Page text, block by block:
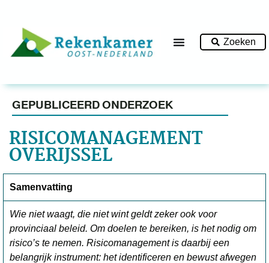
Zoeken
GEPUBLICEERD ONDERZOEK
RISICOMANAGEMENT
OVERIJSSEL
Samenvatting
Wie niet waagt, die niet wint geldt zeker ook voor
provinciaal beleid. Om doelen te bereiken, is het nodig om
risico’s te nemen. Risicomanagement is daarbij een
belangrijk instrument: het identificeren en bewust afwegen